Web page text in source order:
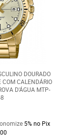
DOURADO
CALENDÁRIO
D'ÁGUA MTP-
5%no Pix